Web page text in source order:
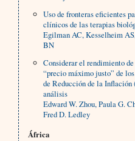
Uso de fronteras eficientes
clínicos de las terapias
Egilman AC, Kesselheim
BN
Considerar el rendimiento
“precio máximo justo” de
de Reducción de la
análisis
Edward W. Zhou, Paula G.
Fred D. Ledley
África